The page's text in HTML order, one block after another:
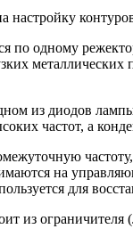
по одному
из диодов
частот, а
на
для
из